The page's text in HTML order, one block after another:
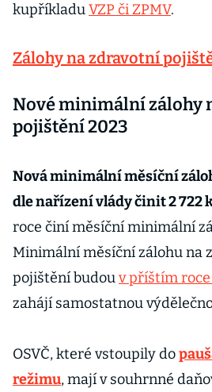
kupříkladuVZP či ZPMV.
Zálohy na zdravotní
Nové minimální zálohy
pojištění 2023
Nová minimální měsíční
dle nařízení vlády činit 2 722
roce činí měsíční minimální
Minimální měsíční zálohu na
pojištění budouv příštím roce
zahájí samostatnou
OSVČ, které vstoupily do
režimu, mají v souhrnné